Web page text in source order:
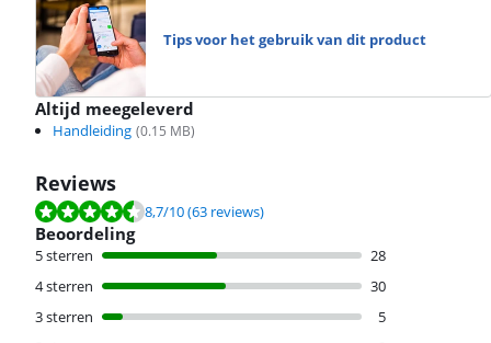
Tips voor het gebruik van dit product
Altijd meegeleverd
Handleiding (0.15 MB)
Reviews
Beoordeling is 8,7 van de 10, gebaseerd op 63 reviews.
8,7/10(63 reviews)
Beoordeling
5 sterren
28
4 sterren
30
3 sterren
5